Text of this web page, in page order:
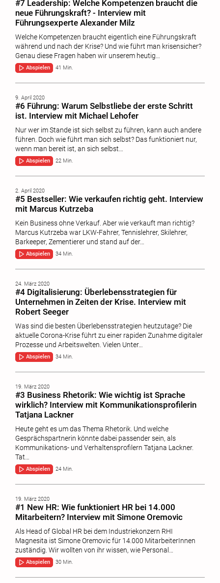
#7 Leadership: Welche Kompetenzen braucht die
neue Führungskraft? - Interview mit
Führungsexperte Alexander Milz
Welche Kompetenzen braucht eigentlich eine Führungskraft
während und nach der Krise? Und wie führt man krisensicher?
Genau diese Fragen haben wir unserem heutig…
Abspielen 41 Min.
9. April 2020
#6 Führung: Warum Selbstliebe der erste Schritt
ist. Interview mit Michael Lehofer
Nur wer im Stande ist sich selbst zu führen, kann auch andere
führen. Doch wie führt man sich selbst? Das funktioniert nur,
wenn man bereit ist, an sich selbst…
Abspielen 22 Min.
2. April 2020
#5 Bestseller: Wie verkaufen richtig geht. Interview
mit Marcus Kutrzeba
Kein Business ohne Verkauf. Aber wie verkauft man richtig?
Marcus Kutrzeba war LKW-Fahrer, Tennislehrer, Skilehrer,
Barkeeper, Zementierer und stand auf der…
Abspielen 34 Min.
24. März 2020
#4 Digitalisierung: Überlebensstrategien für
Unternehmen in Zeiten der Krise. Interview mit
Robert Seeger
Was sind die besten Überlebensstrategien heutzutage? Die
aktuelle Corona-Krise führt zu einer rapiden Zunahme digitaler
Prozesse und Arbeitswelten. Vielen Unter…
Abspielen 34 Min.
19. März 2020
#3 Business Rhetorik: Wie wichtig ist Sprache
wirklich? Interview mit Kommunikationsprofilerin
Tatjana Lackner
Heute geht es um das Thema Rhetorik. Und welche
Gesprächspartnerin könnte dabei passender sein, als
Kommunikations- und Verhaltensprofilern Tatjana Lackner.
Tat…
Abspielen 24 Min.
19. März 2020
#1 New HR: Wie funktioniert HR bei 14.000
Mitarbeitern? Interview mit Simone Oremovic
Als Head of Global HR bei dem Industriekonzern RHI
Magnesita ist Simone Oremovic für 14.000 MitarbeiterInnen
zuständig. Wir wollten von ihr wissen, wie Personal…
Abspielen 30 Min.